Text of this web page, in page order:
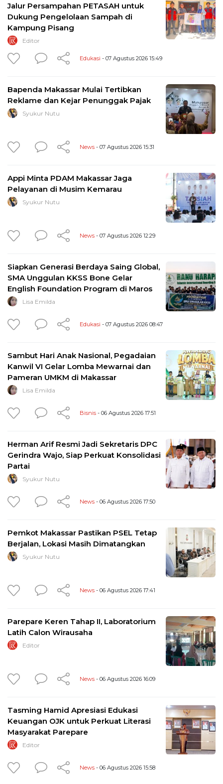
Jalur Persampahan PETASAH untuk
Dukung Pengelolaan Sampah di
Kampung Pisang
Editor
Edukasi - 07 Agustus 2026 15:49
Bapenda Makassar Mulai Tertibkan
Reklame dan Kejar Penunggak Pajak
Syukur Nutu
News - 07 Agustus 2026 15:31
Appi Minta PDAM Makassar Jaga
Pelayanan di Musim Kemarau
Syukur Nutu
News - 07 Agustus 2026 12:29
Siapkan Generasi Berdaya Saing Global,
SMA Unggulan KKSS Bone Gelar
English Foundation Program di Maros
Lisa Emilda
Edukasi - 07 Agustus 2026 08:47
Sambut Hari Anak Nasional, Pegadaian
Kanwil VI Gelar Lomba Mewarnai dan
Pameran UMKM di Makassar
Lisa Emilda
Bisnis - 06 Agustus 2026 17:51
Herman Arif Resmi Jadi Sekretaris DPC
Gerindra Wajo, Siap Perkuat Konsolidasi
Partai
Syukur Nutu
News - 06 Agustus 2026 17:50
Pemkot Makassar Pastikan PSEL Tetap
Berjalan, Lokasi Masih Dimatangkan
Syukur Nutu
News - 06 Agustus 2026 17:41
Parepare Keren Tahap II, Laboratorium
Latih Calon Wirausaha
Editor
News - 06 Agustus 2026 16:09
Tasming Hamid Apresiasi Edukasi
Keuangan OJK untuk Perkuat Literasi
Masyarakat Parepare
Editor
News - 06 Agustus 2026 15:58